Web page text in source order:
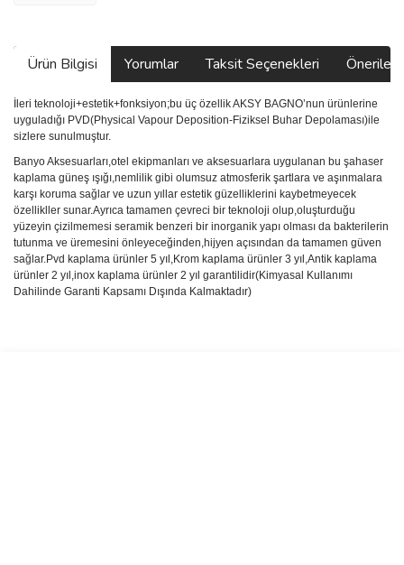
Ürün Bilgisi Yorumlar Taksit Seçenekleri
İleri teknoloji+estetik+fonksiyon;bu üç özellik AKSY BAGNO’nun ürünlerine
uyguladığı PVD(Physical Vapour Deposition-Fiziksel Buhar Depolaması)ile
sizlere sunulmuştur.
Banyo Aksesuarları,otel ekipmanları ve aksesuarlara uygulanan bu şahaser
kaplama güneş ışığı,nemlilik gibi olumsuz atmosferik şartlara ve aşınmalara
karşı koruma sağlar ve uzun yıllar estetik güzelliklerini kaybetmeyecek
özellikller sunar.Ayrıca tamamen çevreci bir teknoloji olup,oluşturduğu
yüzeyin çizilmemesi seramik benzeri bir inorganik yapı olması da bakterilerin
tutunma ve üremesini önleyeceğinden,hijyen açısından da tamamen güven
sağlar.Pvd kaplama ürünler 5 yıl,Krom kaplama ürünler 3 yıl,Antik kaplama
ürünler 2 yıl,inox kaplama ürünler 2 yıl garantilidir(Kimyasal Kullanımı
Dahilinde Garanti Kapsamı Dışında Kalmaktadır)